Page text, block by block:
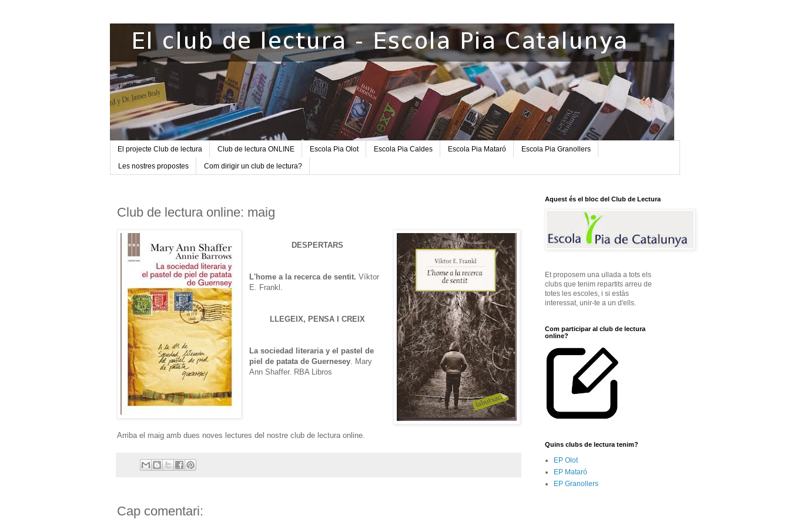
El projecte Club de lectura Club de lectura ONLINE Escola Pia Olot Escola Pia Caldes Escola Pia Mataró Escola Pia Granollers
Les nostres propostes Com dirigir un club de lectura?
Club de lectura online: maig
DESPERTARS
L'home a la recerca de sentit. Víktor
E. Frankl.
LLEGEIX, PENSA I CREIX
La sociedad literaria y el pastel de
piel de patata de Guernesey. Mary
Ann Shaffer. RBA Libros
Arriba el maig amb dues noves lectures del nostre club de lectura online.
Cap comentari:
Aquest és el bloc del Club de Lectura
Et proposem una ullada a tots els
clubs que tenim repartits arreu de
totes les escoles, i si estàs
interessat, unir-te a un d'ells.
Com participar al club de lectura
online?
Quins clubs de lectura tenim?
EP Olot
EP Mataró
EP Granollers